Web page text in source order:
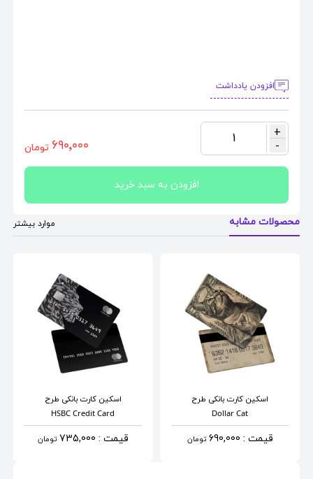
افزودن یادداشت
+
-
1 ٦٩٠٬٠٠٠ تومان
افزودن به سبد خرید
محصولات مشابه موارد بیشتر
اسکین کارت بانکیطرح
Dollar Cat
قیمت : 690,000 تومان
اسکین کارت بانکی طرح
HSBC Credit Card
قیمت : 735,000 تومان